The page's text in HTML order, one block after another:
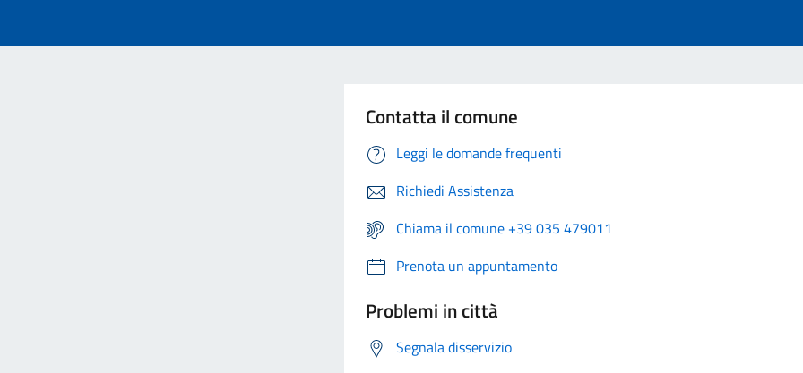
Contatta il comune
Leggi le domande frequenti
Richiedi Assistenza
Chiama il comune +39 035 479011
Prenota un appuntamento
Problemi in città
Segnala disservizio